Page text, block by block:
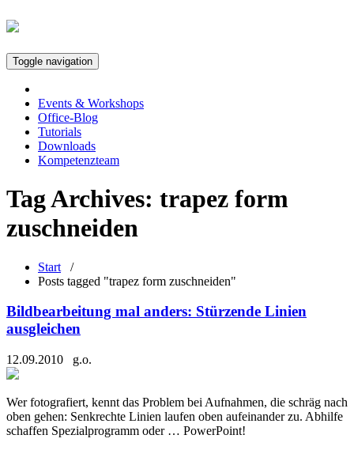
Toggle navigation
Events & Workshops
Office-Blog
Tutorials
Downloads
Kompetenzteam
Tag Archives: trapez form
zuschneiden
Start /
Posts tagged "trapez form zuschneiden"
Bildbearbeitung mal anders: Stürzende Linien
ausgleichen
12.09.2010 g.o.
Wer fotografiert, kennt das Problem bei Aufnahmen, die schräg nach
oben gehen: Senkrechte Linien laufen oben aufeinander zu. Abhilfe
schaffen Spezialprogramm oder … PowerPoint!